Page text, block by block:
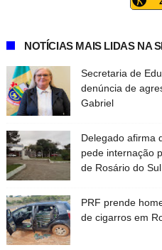
NOTÍCIAS MAIS LIDAS NA
Secretaria de
denúncia de
Gabriel
Delegado afirma
pede internação
de Rosário do Sul
PRF prende
de cigarros em